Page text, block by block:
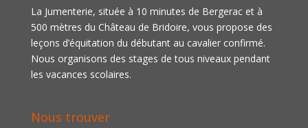
La Jumenterie, située à 10 minutes de Bergerac et à
500 mètres du Château de Bridoire, vous propose des
leçons d’équitation du débutant au cavalier confirmé.
Nous organisons des stages de tous niveaux pendant
les vacances scolaires.
Nous trouver